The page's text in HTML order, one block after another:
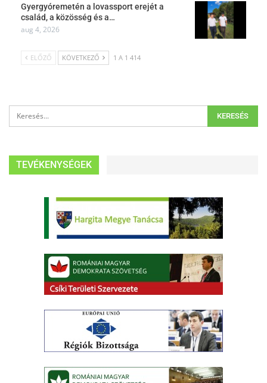
Gyergyóremetén a lovassport erejét a
család, a közösség és a…
aug 4, 2026
ELŐZŐ KÖVETKEZŐ 1 A 1 414
TEVÉKENYSÉGEK